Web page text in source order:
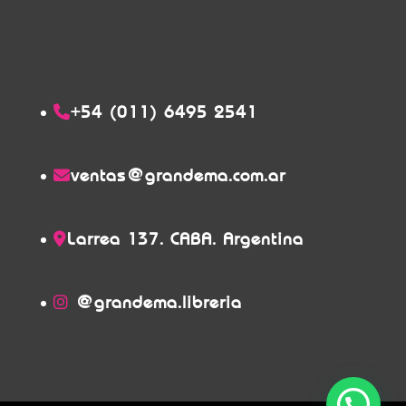
+54 (011) 6495 2541
ventas@grandema.com.ar
Larrea 137. CABA. Argentina
@grandema.libreria